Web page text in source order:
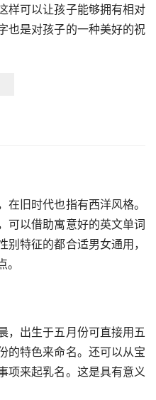
样可以让孩子能够拥有相对
也是对孩子的一种美好的祝
旧时代也指有西洋风格。
可以借助寓意好的英文单词
特征的都合适男女通用，
，出生于五月份可直接用五
的特色来命名。还可以从宝
项来起乳名。这是具有意义